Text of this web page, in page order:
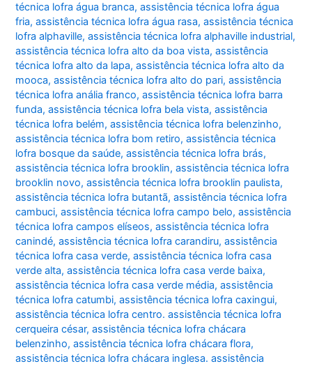
técnica lofra água branca,assistência técnica lofra água
fria,assistência técnica lofra água rasa,assistência técnica
lofra alphaville,assistência técnica lofra alphaville industrial,
assistência técnica lofra alto da boa vista,assistência
técnica lofra alto da lapa,assistência técnica lofra alto da
mooca,assistência técnica lofra alto do pari,assistência
técnica lofra anália franco,assistência técnica lofra barra
funda,assistência técnica lofra bela vista,assistência
técnica lofra belém,assistência técnica lofra belenzinho,
assistência técnica lofra bom retiro,assistência técnica
lofra bosque da saúde,assistência técnica lofra brás,
assistência técnica lofra brooklin,assistência técnica lofra
brooklin novo,assistência técnica lofra brooklin paulista,
assistência técnica lofra butantã,assistência técnica lofra
cambuci,assistência técnica lofra campo belo,assistência
técnica lofra campos elíseos,assistência técnica lofra
canindé,assistência técnica lofra carandiru,assistência
técnica lofra casa verde,assistência técnica lofra casa
verde alta,assistência técnica lofra casa verde baixa,
assistência técnica lofra casa verde média,assistência
técnica lofra catumbi,assistência técnica lofra caxingui,
assistência técnica lofra centro. assistência técnica lofra
cerqueira césar,assistência técnica lofra chácara
belenzinho,assistência técnica lofra chácara flora,
assistência técnica lofra chácara inglesa. assistência